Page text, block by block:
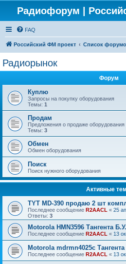
Радиофорум |
FAQ
Российский ФМ проект Список
Радиорынок
Форум
Куплю
Запросы на покупку оборудования
Темы: 1
Продам
Предложения о продаже оборудования
Темы: 3
Обмен
Обмен оборудования
Поиск
Поиск нужного оборудования
Активные
TYT MD-390 продаю 2 шт
Последнее сообщение R2AACL « 25
Ответы: 3
Motorola HMN3596 Тангента Б.У.
Последнее сообщение R2AACL « 13
Motorola mdrmn4025с Тангента
Последнее сообщение R2AACL « 13